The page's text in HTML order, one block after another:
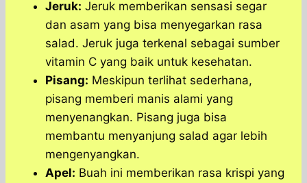
Jeruk: Jeruk memberikan sensasi segar
dan asam yang bisa menyegarkan rasa
salad. Jeruk juga terkenal sebagai sumber
vitamin C yang baik untuk kesehatan.
Pisang: Meskipun terlihat sederhana,
pisang memberi manis alami yang
menyenangkan. Pisang juga bisa
membantu menyanjung salad agar lebih
mengenyangkan.
Apel: Buah ini memberikan rasa krispi yang